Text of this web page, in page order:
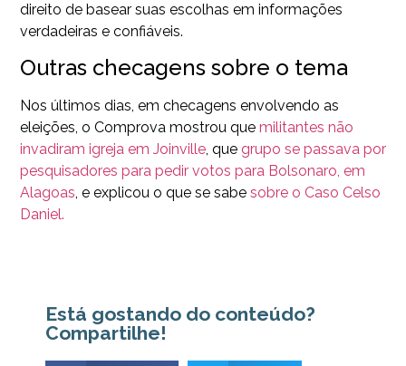
direito de basear suas escolhas em informações
verdadeiras e confiáveis.
Outras checagens sobre o tema
Nos últimos dias, em checagens envolvendo as
eleições, o Comprova mostrou que militantes não
invadiram igreja em Joinville, que grupo se passava por
pesquisadores para pedir votos para Bolsonaro, em
Alagoas, e explicou o que se sabe sobre o Caso Celso
Daniel.
Está gostando do conteúdo?
Compartilhe!